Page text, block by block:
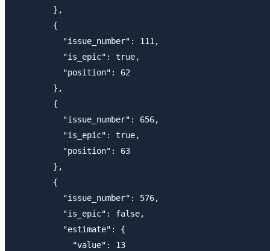
        },
        {
          "issue_number": 111,
          "is_epic": true,
          "position": 62
        },
        {
          "issue_number": 656,
          "is_epic": true,
          "position": 63
        },
        {
          "issue_number": 576,
          "is_epic": false,
          "estimate": {
            "value": 13